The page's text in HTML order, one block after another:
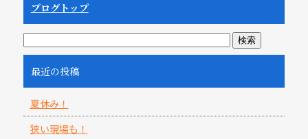
ブログトップ
最近の投稿
夏休み！
狭い現場も！